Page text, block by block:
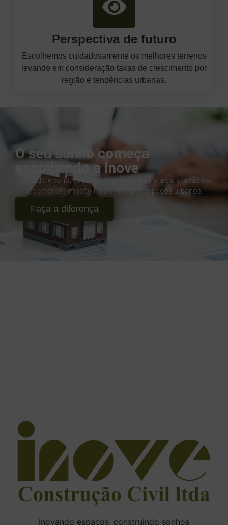
Perspectiva de futuro
Escolhemos cuidadosamente os melhores terrenos
levando em consideração taxas de crescimento por
região e tendências urbanas.
O seu sonho começa
escolhendo a Inove
Inovando e construindo com qualidade para a satisfação do
cliente e transformação responsável de espaços urbanos.
Faça a diferença
Inovando espaços, construindo sonhos